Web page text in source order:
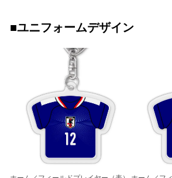
■ユニフォームデザイン